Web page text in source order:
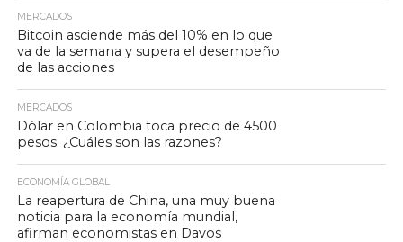
MERCADOS
Bitcoin asciende más del 10% en lo que
va de la semana y supera el desempeño
de las acciones
MERCADOS
Dólar en Colombia toca precio de 4500
pesos. ¿Cuáles son las razones?
ECONOMÍA GLOBAL
La reapertura de China, una muy buena
noticia para la economía mundial,
afirman economistas en Davos